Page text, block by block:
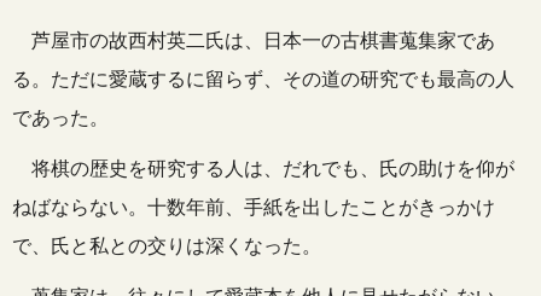
芦屋市の故西村英二氏は、日本一の古棋書蒐集家であ
る。ただに愛蔵するに留らず、その道の研究でも最高の人
であった。
将棋の歴史を研究する人は、だれでも、氏の助けを仰が
ねばならない。十数年前、手紙を出したことがきっかけ
で、氏と私との交りは深くなった。